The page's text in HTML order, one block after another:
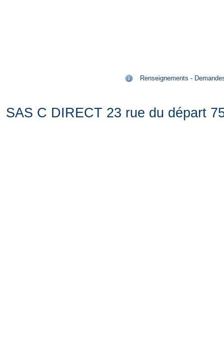
Renseignements -
SAS C DIRECT 23 rue du départ